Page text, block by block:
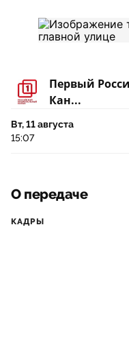
Первый
Кан...
Вт, 11 августа
15:07
О передаче
КАДРЫ